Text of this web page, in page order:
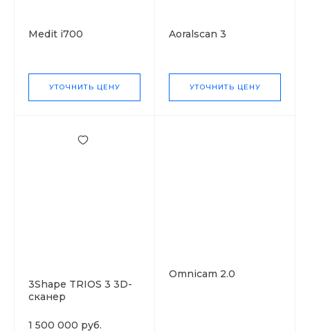
Medit i700
УТОЧНИТЬ ЦЕНУ
Aoralscan 3
УТОЧНИТЬ ЦЕНУ
3Shape TRIOS 3 3D-
сканер
1 500 000 руб.
Omnicam 2.0